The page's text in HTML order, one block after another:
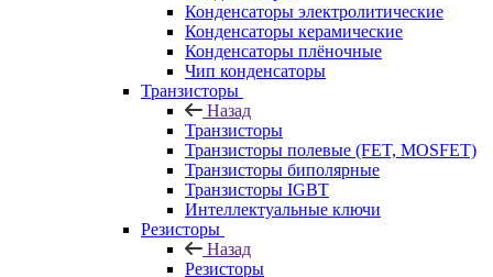
Конденсаторы электролитические
Конденсаторы керамические
Конденсаторы плёночные
Чип конденсаторы
Транзисторы
Назад
Транзисторы
Транзисторы полевые (FET, MOSFET)
Транзисторы биполярные
Транзисторы IGBT
Интеллектуальные ключи
Резисторы
Назад
Резисторы